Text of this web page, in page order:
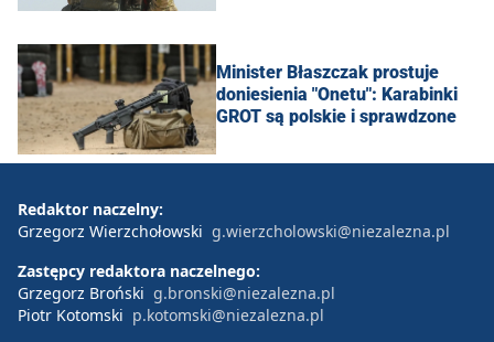
Minister Błaszczak prostuje
doniesienia "Onetu": Karabinki
GROT są polskie i sprawdzone
Redaktor naczelny:
Grzegorz Wierzchołowski g.wierzcholowski@niezalezna.pl
Zastępcy redaktora naczelnego:
Grzegorz Broński g.bronski@niezalezna.pl
Piotr Kotomski p.kotomski@niezalezna.pl